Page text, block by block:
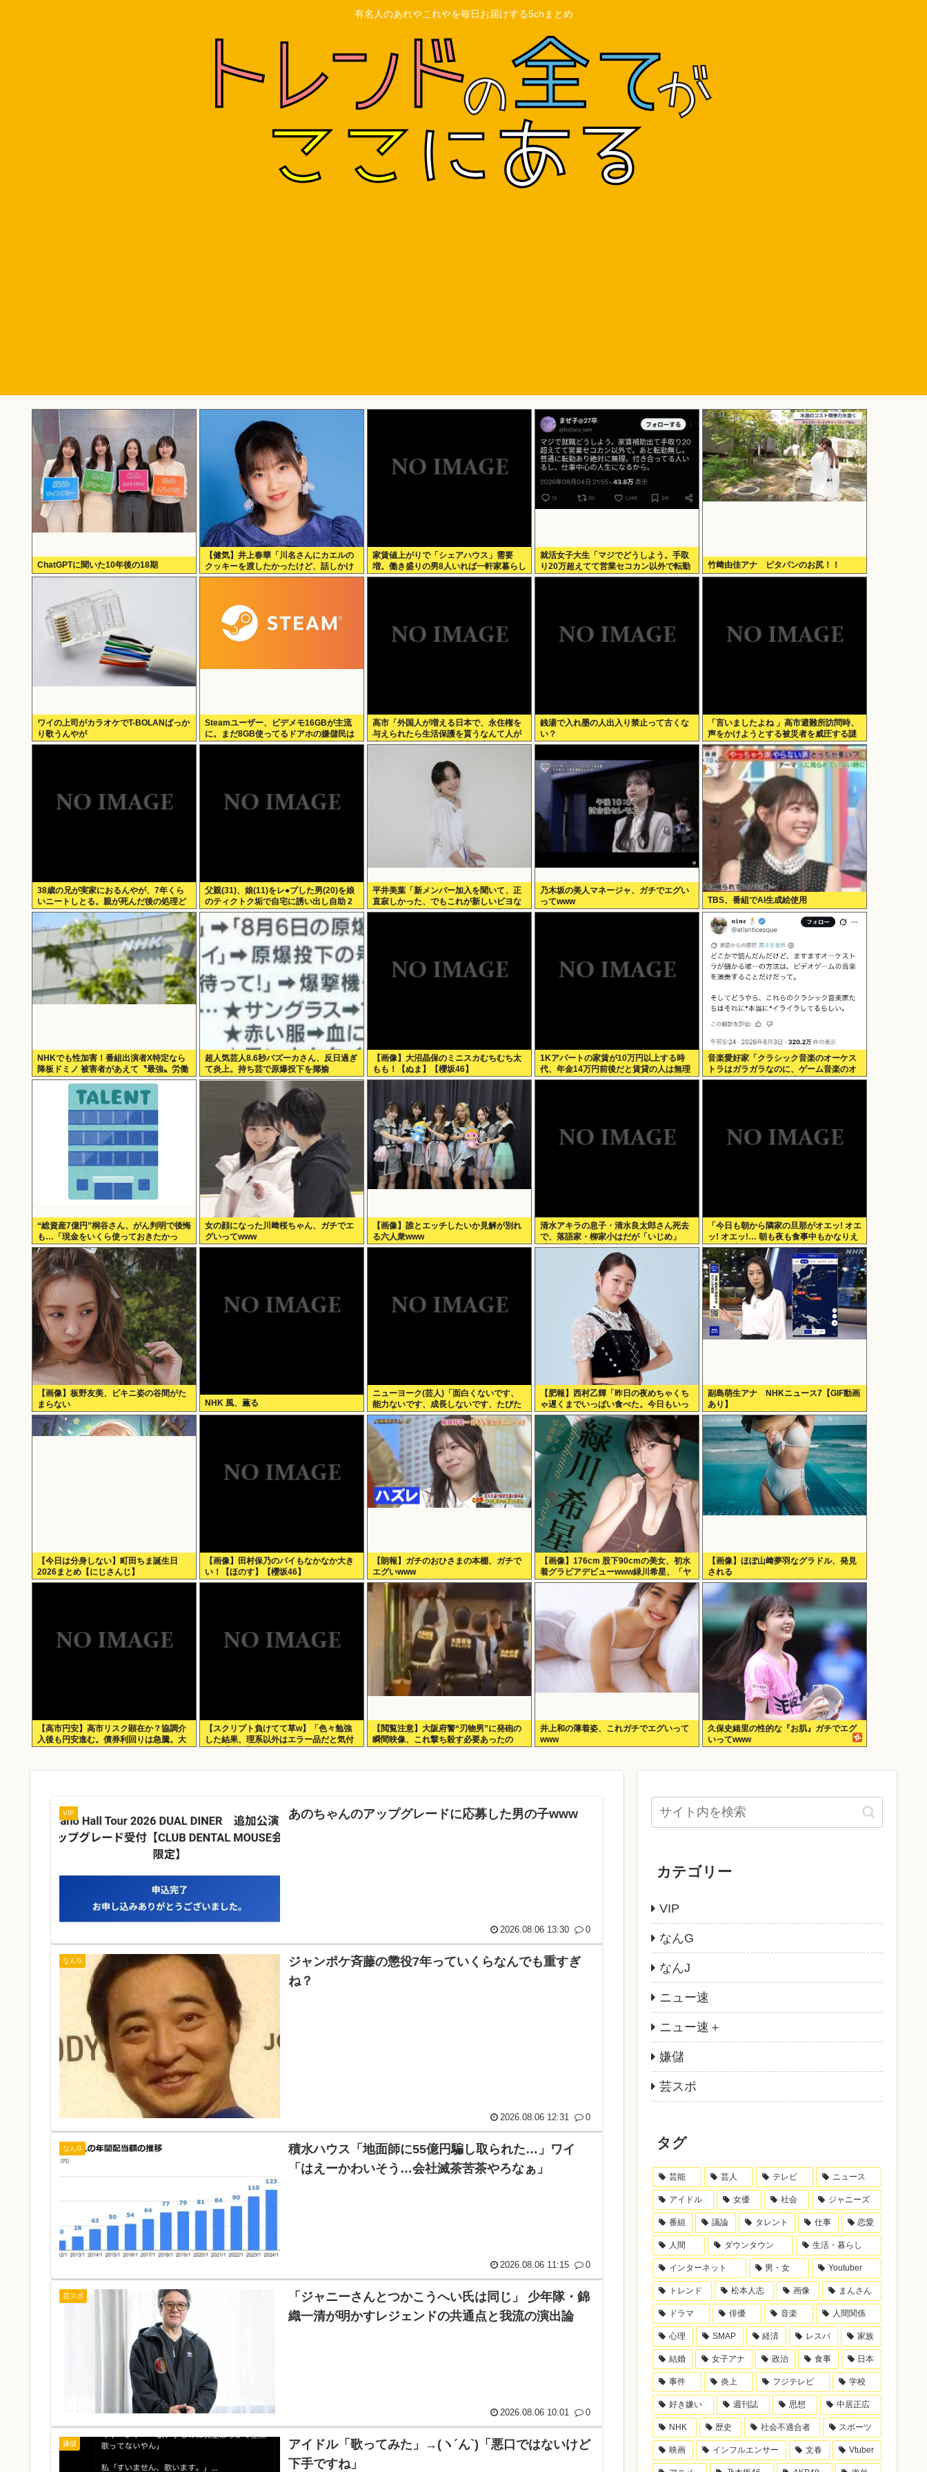
有名人のあれやこれやを毎日お届けする5chまとめ
ChatGPTに聞いた10年後の18期
【健気】井上春華「川名さんにカエルの
クッキーを渡したかったけど、話しかけ
られず結局自分で食べた」
家賃値上がりで「シェアハウス」需要
増。働き盛りの男8人いれば一軒家暮らし
も余裕で毎日楽しい
就活女子大生「マジでどうしよう。手取
り20万超えてて営業セコカン以外で転勤
無しの会社ない」
竹﨑由佳アナ ピタパンのお尻！！
ワイの上司がカラオケでT-BOLANばっか
り歌うんやが
Steamユーザー、ビデメモ16GBが主流
に。まだ8GB使ってるドアホの嫌儲民は
反省文書いてね。
高市「外国人が増える日本で、永住権を
与えられたら生活保護を貰うなんて人が
増えては困る。日本人以上の水準の人の
銭湯で入れ墨の人出入り禁止って古くな
い？
「言いましたよね 」高市避難所訪問時、
声をかけようとする被災者を威圧する謎
のハゲガードマンが発生
38歳の兄が実家におるんやが、7年くら
いニートしとる。親が死んだ後の処理ど
うしよう
父親(31)、娘(11)をレ●プした男(20)を娘
のティクトク垢で自宅に誘い出し自助 2
人とも逮捕
平井美葉「新メンバー加入を聞いて、正
直寂しかった、でもこれが新しいビヨな
んだと、寂しさを受け止めるこ
乃木坂の美人マネージャ、ガチでエグい
ってwww
TBS、番組でAI生成絵使用
NHKでも性加害！番組出演者X特定なら
降板ドミノ 被害者があえて〝最強〟労働
組合を頼ったワケ
超人気芸人8.6秒バズーカさん、反日過ぎ
て炎上。持ち芸で原爆投下を揶揄
【画像】大沼晶保のミニスカむちむち太
もも！【ぬま】【櫻坂46】
1Kアパートの家賃が10万円以上する時
代、年金14万円前後だと賃貸の人は無理
じゃね？
音楽愛好家「クラシック音楽のオーケス
トラはガラガラなのに、ゲーム音楽のオ
ーケストラは満員…本当にイライラす
“総資産7億円”桐谷さん、がん判明で後悔
も…「現金をいくら使っておきたかっ
た？」にまさかの回答
女の顔になった川﨑桜ちゃん、ガチでエ
グいってwww
【画像】誰とエッチしたいか見解が別れ
る六人衆www
清水アキラの息子・清水良太郎さん死去
で、落語家・柳家小はだが「いじめ」
「暴行」被害告発
「今日も朝から隣家の旦那がオエッ! オエ
ッ! オエッ!… 朝も夜も食事中もかなりえ
づきの音がして不愉快な1日が始まりま
す…」
【画像】板野友美、ビキニ姿の谷間がた
まらない
NHK 風、薫る
ニューヨーク(芸人)「面白くないです、
能力ないです、成長しないです、たびた
び炎上します」←それでもゴリ押される
理由
【肥報】西村乙輝「昨日の夜めちゃくち
ゃ遅くまでいっぱい食べた。今日もいっ
ぱい食べてやる」
副島萌生アナ NHKニュース7【GIF動画
あり】
【今日は分身しない】町田ちま誕生日
2026まとめ【にじさんじ】
【画像】田村保乃のパイもなかなか大き
い！【ほのす】【櫻坂46】
【朗報】ガチのおひさまの本棚、ガチで
エグいwww
【画像】176cm 股下90cmの美女、初水
着グラビアデビューwww緑川希星、「ヤ
ンジャン」で圧倒的スタイルを初解
【画像】ほぼ山﨑夢羽なグラドル、発見
される
【高市円安】高市リスク顕在か？協調介
入後も円安進む。債券利回りは急騰。大
丈夫なのか？
【スクリプト負けてて草w】「色々勉強
した結果、理系以外はエラー品だと気付
いた【ガチ】」について、もっと具体的
【閲覧注意】大阪府警“刃物男”に発砲の
瞬間映像、これ撃ち殺す必要あったの
か？
井上和の薄着姿、これガチでエグいって
www
久保史緒里の性的な『お肌』ガチでエグ
いってwww
VIP あのちゃんのアップグレードに応募した男の子www
2026.08.06 13:30 0
なんG
ジャンポケ斉藤の懲役7年っていくらなんでも重すぎ
ね？
2026.08.06 12:31 0
なんG
積水ハウス「地面師に55億円騙し取られた…」ワイ
「はえーかわいそう…会社滅茶苦茶やろなぁ」
2026.08.06 11:15 0
芸スポ
「ジャニーさんとつかこうへい氏は同じ」 少年隊・錦
織一清が明かすレジェンドの共通点と我流の演出論
2026.08.06 10:01 0
嫌儲
アイドル「歌ってみた」→(ヽ´ん`)「悪口ではないけど
下手ですね」
カテゴリー
VIP
なんG
なんJ
ニュー速
ニュー速＋
嫌儲
芸スポ
タグ
芸能 芸人 テレビ ニュース
アイドル 女優 社会 ジャニーズ
番組 議論 タレント 仕事 恋愛
人間 ダウンタウン 生活・暮らし
インターネット 男・女 Youtuber
トレンド 松本人志 画像 まんさん
ドラマ 俳優 音楽 人間関係
心理 SMAP 経済 レスバ 家族
結婚 女子アナ 政治 食事 日本
事件 炎上 フジテレビ 学校
好き嫌い 週刊誌 思想 中居正広
NHK 歴史 社会不適合者 スポーツ
映画 インフルエンサー 文春 Vtuber